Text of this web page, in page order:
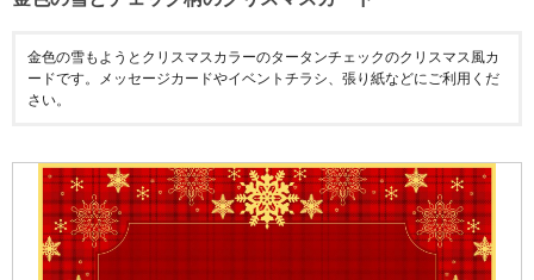
金色の雪もようとクリスマスカラーのタータンチェックのクリスマス風カ
ードです。メッセージカードやイベントチラシ、張り紙などにご利用くだ
さい。